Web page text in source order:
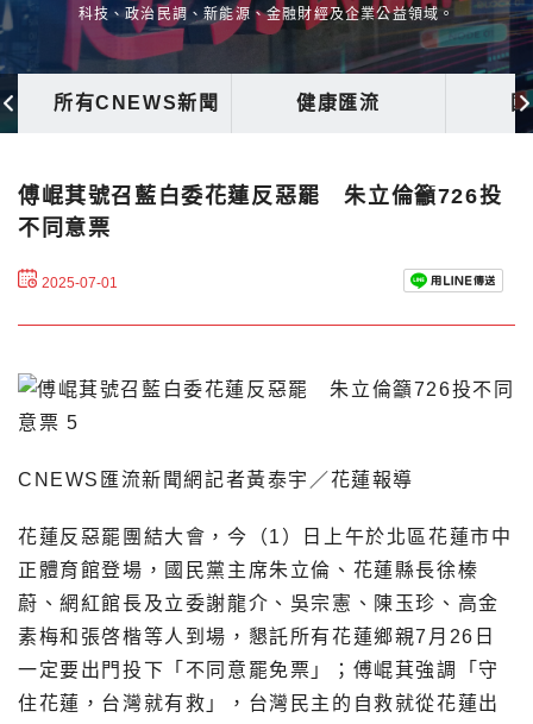
科技、政治民調、新能源、金融財經及企業公益領域。
所有CNEWS新聞 健康匯流
傅崐萁號召藍白委花蓮反惡罷 朱立倫籲726投
不同意票
2025-07-01
CNEWS匯流新聞網記者黃泰宇／花蓮報導
花蓮反惡罷團結大會，今（1）日上午於北區花蓮市中
正體育館登場，國民黨主席朱立倫、花蓮縣長徐榛
蔚、網紅館長及立委謝龍介、吳宗憲、陳玉珍、高金
素梅和張啓楷等人到場，懇託所有花蓮鄉親7月26日
一定要出門投下「不同意罷免票」；傅崐萁強調「守
住花蓮，台灣就有救」，台灣民主的自救就從花蓮出